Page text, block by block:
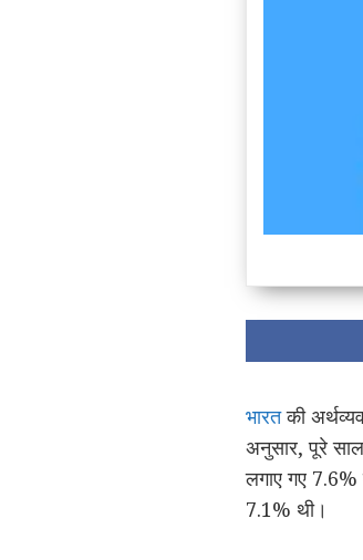
भारतकी
अनुसार, पूरे
लगाए गए
7.1% थी।